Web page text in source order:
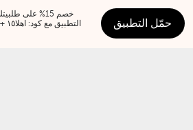
حمّل التطبيق